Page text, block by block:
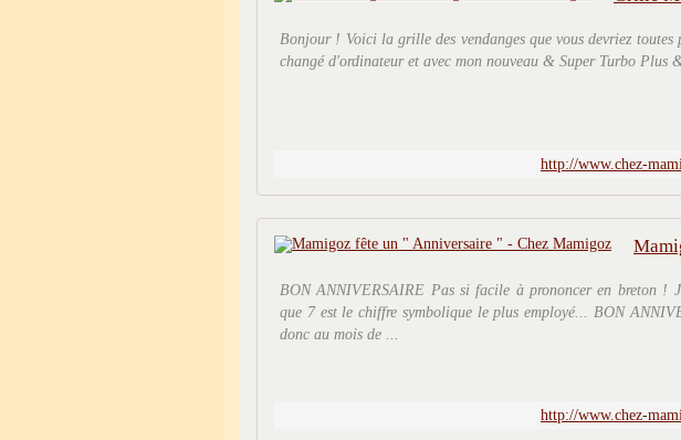
Bonjour ! Voici la grille des vendanges que vous devriez
changé d'ordinateur et avec mon nouveau & Super Turbo Plus
http://www.chez-
BON ANNIVERSAIRE Pas si facile à prononcer en breton !
que 7 est le chiffre symbolique le plus employé... BON
donc au mois de ...
http://www.chez-